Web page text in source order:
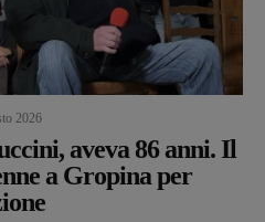
2026
aveva 86 anni. Il
a Gropina per